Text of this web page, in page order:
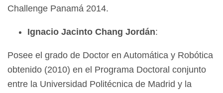
Challenge Panamá 2014.
Ignacio Jacinto Chang Jordán:
Posee el grado de Doctor en Automática y Robótica
obtenido (2010) en el Programa Doctoral conjunto
entre la Universidad Politécnica de Madrid y la